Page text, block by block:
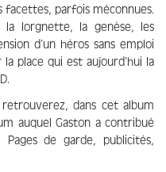
facettes, parfois méconnues.
lorgnette, la genèse, les
d’un héros sans emploi
place qui est aujourd’hui la
dans cet album
auquel Gaston a contribué
de garde, publicités,